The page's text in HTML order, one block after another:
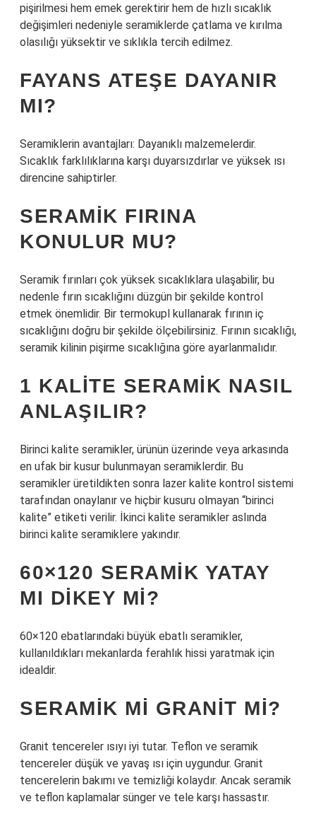
pişirilmesi hem emek gerektirir hem de hızlı sıcaklık
değişimleri nedeniyle seramiklerde çatlama ve kırılma
olasılığı yüksektir ve sıklıkla tercih edilmez.
FAYANS ATEŞE DAYANIR
MI?
Seramiklerin avantajları: Dayanıklı malzemelerdir.
Sıcaklık farklılıklarına karşı duyarsızdırlar ve yüksek ısı
direncine sahiptirler.
SERAMIK FIRINA
KONULUR MU?
Seramik fırınları çok yüksek sıcaklıklara ulaşabilir, bu
nedenle fırın sıcaklığını düzgün bir şekilde kontrol
etmek önemlidir. Bir termokupl kullanarak fırının iç
sıcaklığını doğru bir şekilde ölçebilirsiniz. Fırının sıcaklığı,
seramik kilinin pişirme sıcaklığına göre ayarlanmalıdır.
1 KALITE SERAMIK NASIL
ANLAŞILIR?
Birinci kalite seramikler, ürünün üzerinde veya arkasında
en ufak bir kusur bulunmayan seramiklerdir. Bu
seramikler üretildikten sonra lazer kalite kontrol sistemi
tarafından onaylanır ve hiçbir kusuru olmayan “birinci
kalite” etiketi verilir. İkinci kalite seramikler aslında
birinci kalite seramiklere yakındır.
60×120 SERAMIK YATAY
MI DIKEY MI?
60×120 ebatlarındaki büyük ebatlı seramikler,
kullanıldıkları mekanlarda ferahlık hissi yaratmak için
idealdir.
SERAMIK MI GRANIT MI?
Granit tencereler ısıyı iyi tutar. Teflon ve seramik
tencereler düşük ve yavaş ısı için uygundur. Granit
tencerelerin bakımı ve temizliği kolaydır. Ancak seramik
ve teflon kaplamalar sünger ve tele karşı hassastır.